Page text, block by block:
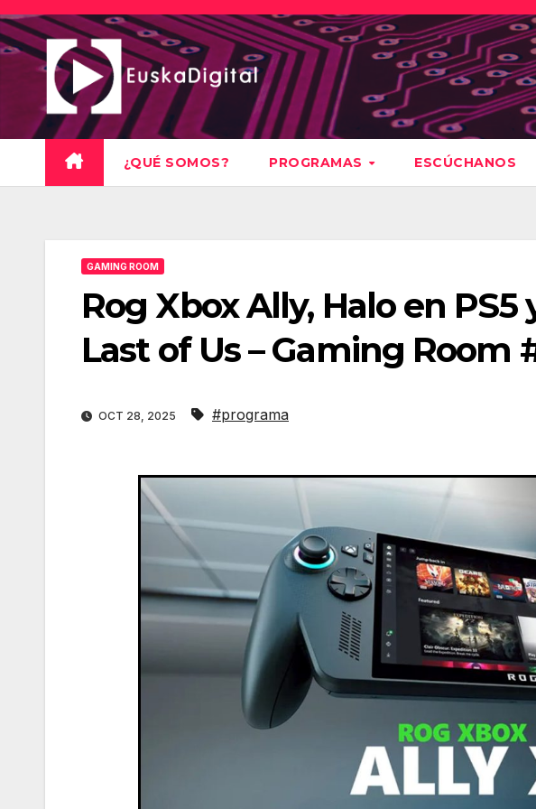
Saltar
al
contenido
¿QUÉ SOMOS? PROGRAMAS ESCÚCHANOS
GAMING ROOM
Rog Xbox Ally, Halo en
Last of Us – Gaming Room
OCT 28, 2025 #programa